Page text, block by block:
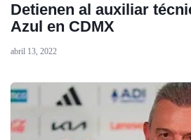
Detienen al auxiliar
Azul en CDMX
abril 13, 2022